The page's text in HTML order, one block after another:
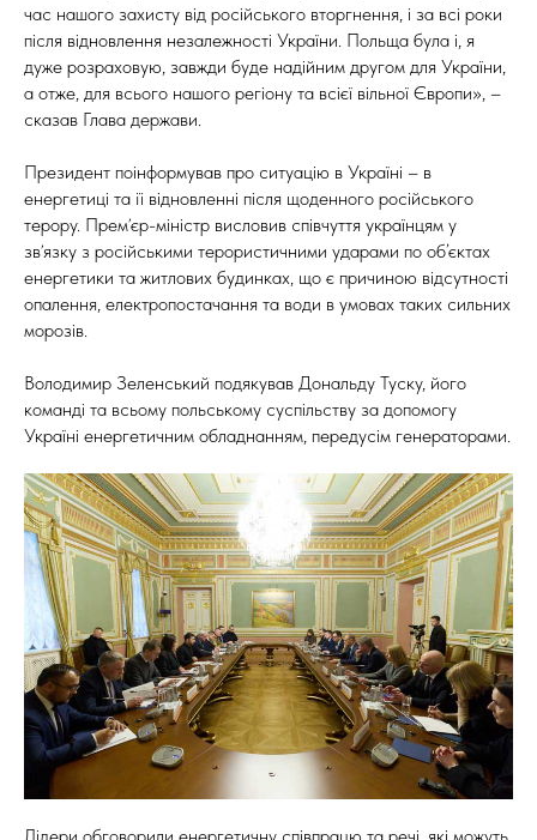
час нашого захисту від російського вторгнення, і за всі роки
після відновлення незалежності України. Польща була і, я
дуже розраховую, завжди буде надійним другом для України,
а отже, для всього нашого регіону та всієї вільної Європи», –
сказав Глава держави.
Президент поінформував про ситуацію в Україні – в
енергетиці та її відновленні після щоденного російського
терору. Премʼєр-міністр висловив співчуття українцям у
звʼязку з російськими терористичними ударами по об’єктах
енергетики та житлових будинках, що є причиною відсутності
опалення, електропостачання та води в умовах таких сильних
морозів.
Володимир Зеленський подякував Дональду Туску, його
команді та всьому польському суспільству за допомогу
Україні енергетичним обладнанням, передусім генераторами.
Лідери обговорили енергетичну співпрацю та речі, які можуть